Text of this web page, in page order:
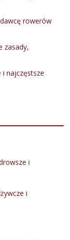
rowerów
zasady,
i najczęstsze
i
i